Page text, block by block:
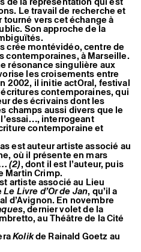
Le travail de recherche et
vers cet échange à
Son approche de la
crée montévidéo, centre de
contemporaines, à Marseille.
résonance singulière aux
les croisements entre
2002, il initie actOral, festival
contemporaines, qui
des écrivains dont les
champs aussi divers que le
interrogeant
contemporaine et
est auteur artiste associé au
où il présente en mars
(2), dont il est l’auteur, puis
Martin Crimp.
artiste associé au Lieu
Le Livre d’Or de Jan, qu’il a
d’Avignon. En novembre
, dernier volet de la
au Théâtre de la Cité
Kolikde Rainald Goetz au